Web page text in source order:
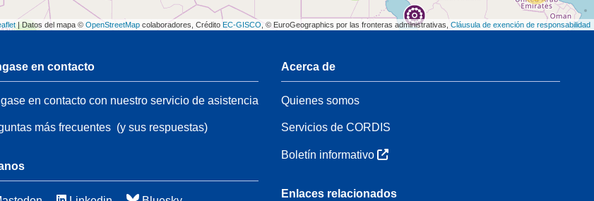
2
2
45
| Datos del mapa © OpenStreetMap colaboradores, Crédito EC-GISCO , © EuroGeographics por las fronteras administrativas, Cláusula de exención de responsabilidad
en contacto
en contacto con nuestro servicio de asistencia
más frecuentes(y sus respuestas)
Acerca de
Quienes somos
Servicios de CORDIS
Boletín informativo
Enlaces relacionados